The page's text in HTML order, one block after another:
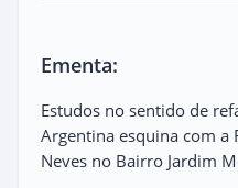
Ementa:
Estudos no sentido de
Argentina esquina com a
Neves no Bairro Jardim